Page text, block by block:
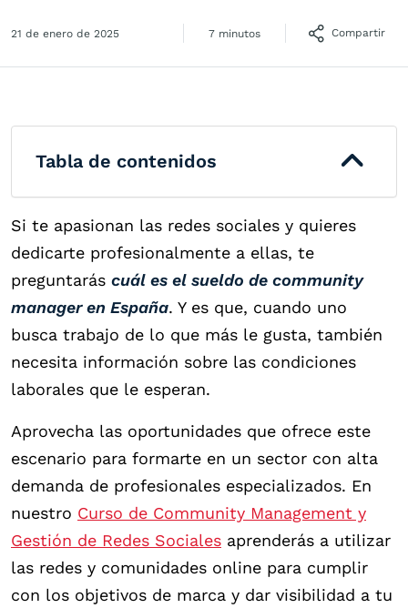
21 de enero de 2025 7 minutos Compartir
Tabla de contenidos
Si te apasionan las redes sociales y quieres
dedicarte profesionalmente a ellas, te
preguntarás cuál es el sueldo de community
manager en España. Y es que, cuando uno
busca trabajo de lo que más le gusta, también
necesita información sobre las condiciones
laborales que le esperan.
Aprovecha las oportunidades que ofrece este
escenario para formarte en un sector con alta
demanda de profesionales especializados. En
nuestro Curso de Community Management y
Gestión de Redes Sociales aprenderás a utilizar
las redes y comunidades online para cumplir
con los objetivos de marca y dar visibilidad a tu